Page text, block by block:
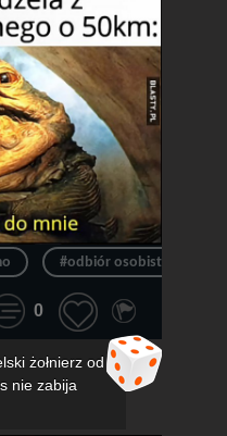
#odbiór osobisty
0
żołnierz od
nie zabija